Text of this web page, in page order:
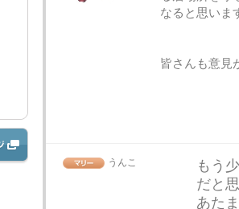
なると思いま
皆さんも意見
うんこ
もう
だと
あた